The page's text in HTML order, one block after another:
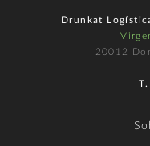
Drunkat
20012
T.